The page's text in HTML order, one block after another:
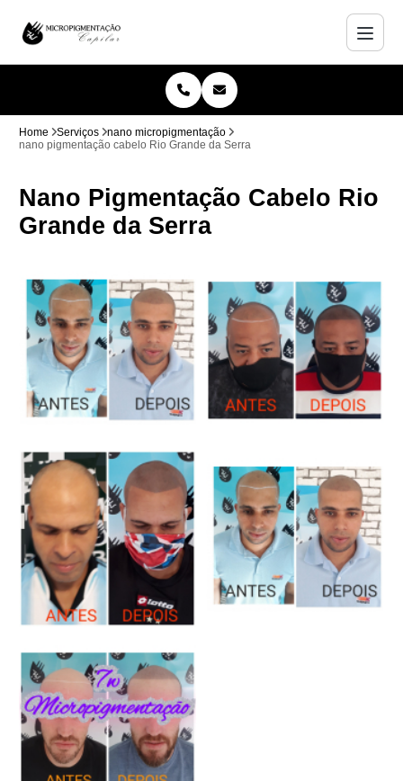
Home Serviços
nano micropigmentação
nano pigmentação cabelo Rio Grande da Serra
Nano Pigmentação Cabelo Rio
Grande da Serra